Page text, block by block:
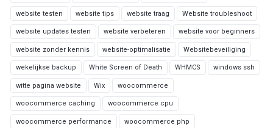
website testen website tips website traag Website troubleshoot
website updates testen website verbeteren website voor beginners
website zonder kennis website-optimalisatie Websitebeveiliging
wekelijkse backup White Screen of Death WHMCS windows ssh
witte pagina website Wix woocommerce
woocommerce caching woocommerce cpu
woocommerce performance woocommerce php